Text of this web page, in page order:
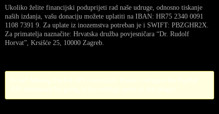
Ukoliko želite financijski poduprijeti rad naše udruge, odnosno tiskanje
naših izdanja, vašu donaciju možete uplatiti na IBAN: HR75 2340 0091
1108 7391 9. Za uplate iz inozemstva potreban je i SWIFT: PBZGHR2X.
Za primatelja naznačite: Hrvatska družba povjesničara “Dr. Rudolf
Horvat”, Krsišće 25, 10000 Zagreb.